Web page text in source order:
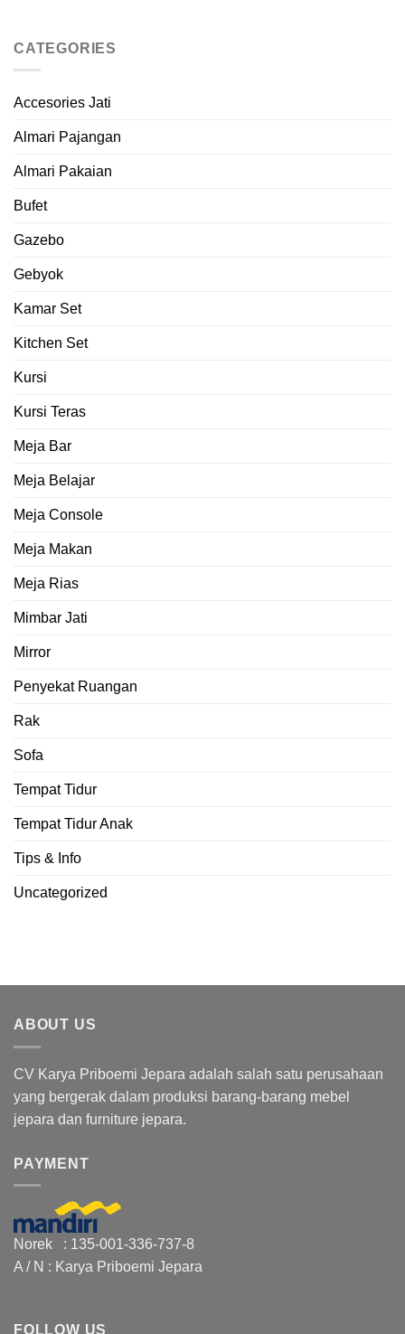
CATEGORIES
Accesories Jati
Almari Pajangan
Almari Pakaian
Bufet
Gazebo
Gebyok
Kamar Set
Kitchen Set
Kursi
Kursi Teras
Meja Bar
Meja Belajar
Meja Console
Meja Makan
Meja Rias
Mimbar Jati
Mirror
Penyekat Ruangan
Rak
Sofa
Tempat Tidur
Tempat Tidur Anak
Tips & Info
Uncategorized
ABOUT US
CV Karya Priboemi Jepara adalah salah satu perusahaan
yang bergerak dalam produksi barang-barang mebel
jepara dan furniture jepara.
PAYMENT
Norek : 135-001-336-737-8
A / N : Karya Priboemi Jepara
FOLLOW US